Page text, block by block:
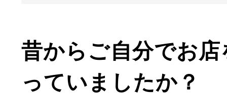
昔からご自分でお
っていましたか？